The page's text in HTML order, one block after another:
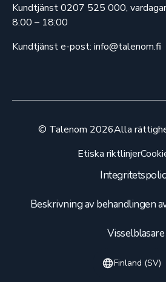
Kundtjänst 0207 525 000,
8:00 – 18:00
Kundtjänst e-post: info@talenom.fi
© Talenom 2026Alla
Etiska riktlinjer
Beskrivning av behandlingen
Visselblasare
Finland (SV)